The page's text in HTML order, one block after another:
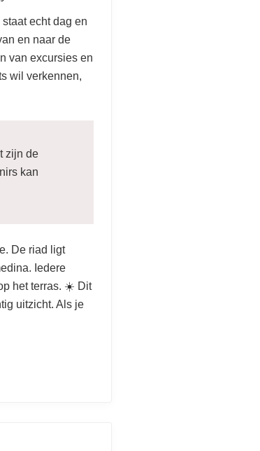
staat echt dag en
en naar de
van excursies en
wil verkennen,
zijn de
kan
De riad ligt
Iedere
het terras. ☀️ Dit
uitzicht. Als je